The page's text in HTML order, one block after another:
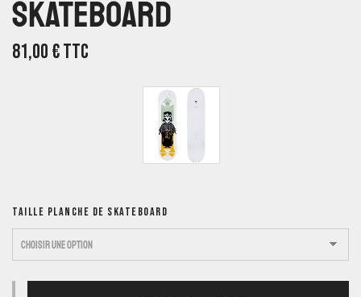
Skateboard
81,00€TTC
TAILLE PLANCHE DE SKATEBOARD